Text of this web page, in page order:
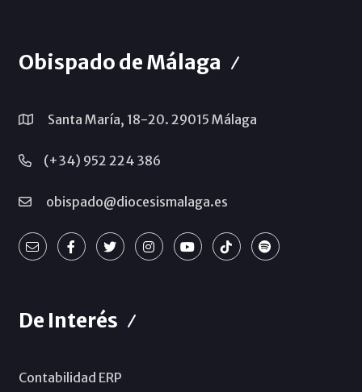
Obispado de Málaga
Santa María, 18-20. 29015 Málaga
(+34) 952 224 386
obispado@diocesismalaga.es
De Interés
Contabilidad ERP